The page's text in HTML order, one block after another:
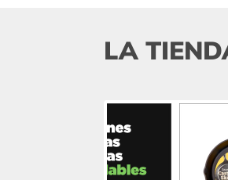
LA